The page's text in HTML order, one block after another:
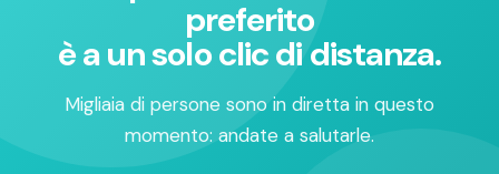
preferito
è a un solo clic di distanza.
Migliaia di persone sono in diretta in questo
momento: andate a salutarle.